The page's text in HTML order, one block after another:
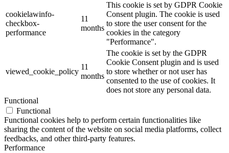
cookielawinfo-
checkbox-
performance
11
months
This cookie is set by GDPR Cookie
Consent plugin. The cookie is used
to store the user consent for the
cookies in the category
"Performance".
viewed_cookie_policy
11
months
The cookie is set by the GDPR
Cookie Consent plugin and is used
to store whether or not user has
consented to the use of cookies. It
does not store any personal data.
Functional
Functional
Functional cookies help to perform certain functionalities like
sharing the content of the website on social media platforms, collect
feedbacks, and other third-party features.
Performance